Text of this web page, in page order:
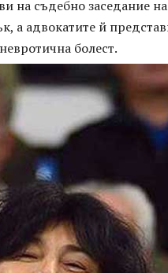
на съдебно заседание на
а адвокатите й
болест.